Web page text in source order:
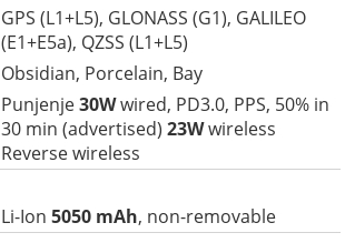
GPS (L1+L5), GLONASS (G1), GALILEO
(E1+E5a), QZSS (L1+L5)
Obsidian, Porcelain, Bay
Punjenje30Wwired, PD3.0, PPS, 50% in
30 min (advertised) 23Wwireless
Reverse wireless
Li-Ion 5050 mAh, non-removable